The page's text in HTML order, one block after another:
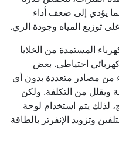
يؤدي إلى ضعف أداء
توزيع المياه وجودة الري.
المستمدة من الخلايا
احتياطي. بعض
من مصادر متعددة بدون أي
ويقلل من التكلفة. ولكن
لذلك يتم استخدام لوحة
وتزويد الإنفرتر بالطاقة